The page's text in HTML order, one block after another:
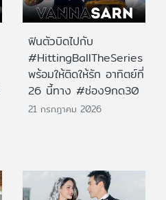
ฟินตัวบิดไปกับ
#HittingBallTheSeries
พร้อมให้ติดให้รัก อาทิตย์ที่
26 นี้ทาง #ช่อง9กด30
21 กรกฎาคม 2026